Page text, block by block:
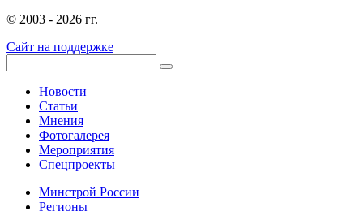
© 2003 - 2026 гг.
Сайт на поддержке
Новости
Статьи
Мнения
Фотогалерея
Мероприятия
Спецпроекты
Минстрой России
Регионы